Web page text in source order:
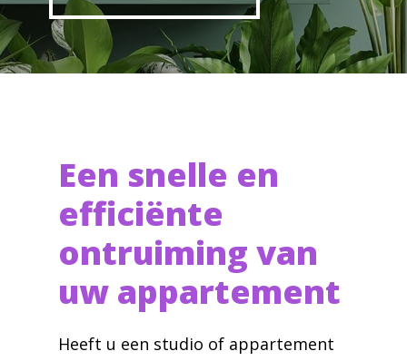
Een snelle en
efficiënte
ontruiming van
uw appartement
Heeft u een studio of appartement